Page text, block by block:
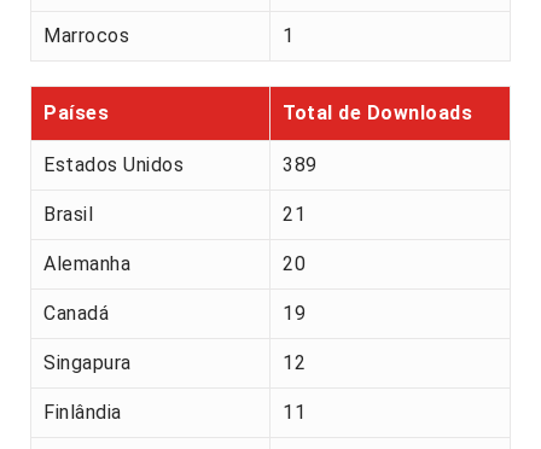
Marrocos 1
Países Total de Downloads
Estados Unidos 389
Brasil 21
Alemanha 20
Canadá 19
Singapura 12
Finlândia 11